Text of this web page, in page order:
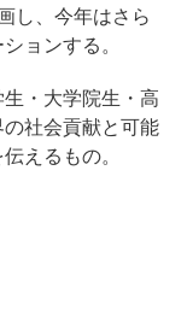
し、今年はさら
ョンする。
・大学院生・高
社会貢献と可能
えるもの。